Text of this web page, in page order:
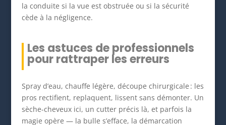
la conduite si la vue est obstruée ou si la sécurité
cède à la négligence.
Les astuces de professionnels
pour rattraper les erreurs
Spray d’eau, chauffe légère, découpe chirurgicale : les
pros rectifient, replaquent, lissent sans démonter. Un
sèche-cheveux ici, un cutter précis là, et parfois la
magie opère — la bulle s’efface, la démarcation